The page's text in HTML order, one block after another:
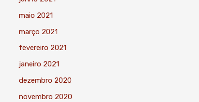
maio 2021
março 2021
fevereiro 2021
janeiro 2021
dezembro 2020
novembro 2020